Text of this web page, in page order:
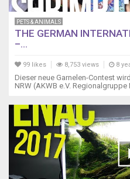
PETS & ANIMALS
THE GERMAN
–...
99 likes 8,753 views 8
Dieser neue Garnelen-Contest
NRW (AKWB e.V.